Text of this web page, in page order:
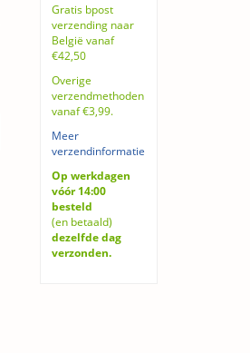
Gratis bpost
verzending naar
België vanaf
€42,50
Overige
verzendmethoden
vanaf €3,99.
Meer
verzendinformatie
Op werkdagen
vóór 14:00
besteld
(en betaald)
dezelfde dag
verzonden.